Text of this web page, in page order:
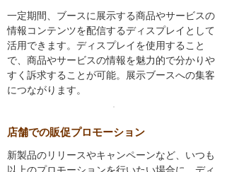
一定期間、ブースに展示する商品やサービスの
情報コンテンツを配信するディスプレイとして
活用できます。ディスプレイを使用すること
で、商品やサービスの情報を魅力的で分かりや
すく訴求することが可能。展示ブースへの集客
につながります。
店舗での販促プロモーション
新製品のリリースやキャンペーンなど、いつも